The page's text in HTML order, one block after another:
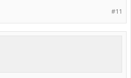
#11